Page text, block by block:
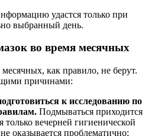
удастся только при
выбранный день.
во время месячных
как правило, не берут.
причинами:
к исследованию по
Подмываться приходится
вечерней гигиенической
оказывается проблематично;